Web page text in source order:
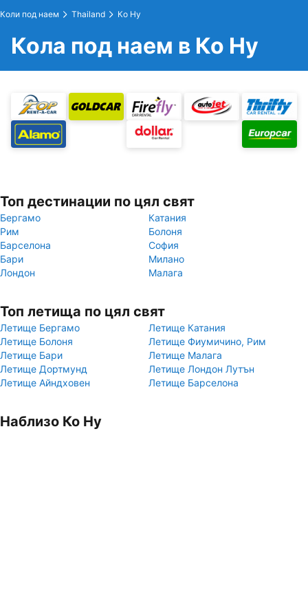
Коли под наем Thailand Ко Ну
Кола под наем в Ко Ну
Топ дестинации по цял свят
Бергамо
Катания
Рим
Болоня
Барселона
София
Бари
Милано
Лондон
Малага
Топ летища по цял свят
Летище Бергамо
Летище Катания
Летище Болоня
Летище Фиумичино, Рим
Летище Бари
Летище Малага
Летище Дортмунд
Летище Лондон Лутън
Летище Айндховен
Летище Барселона
Наблизо Ко Ну